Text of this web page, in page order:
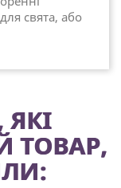
свята, або
ЯКІ
ТОВАР,